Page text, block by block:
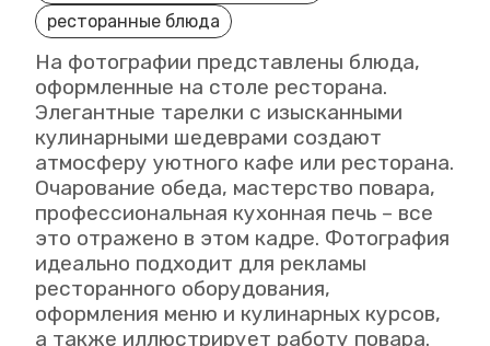
ресторанные блюда
На фотографии представлены блюда,
оформленные на столе ресторана.
Элегантные тарелки с изысканными
кулинарными шедеврами создают
атмосферу уютного кафе или ресторана.
Очарование обеда, мастерство повара,
профессиональная кухонная печь – все
это отражено в этом кадре. Фотография
идеально подходит для рекламы
ресторанного оборудования,
оформления меню и кулинарных курсов,
а также иллюстрирует работу повара.